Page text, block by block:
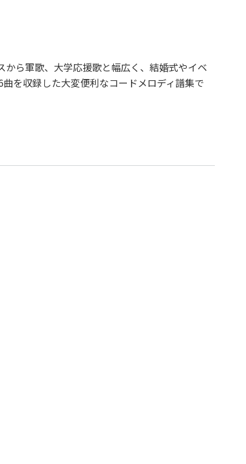
ら軍歌、大学応援歌と幅広く、結婚式やイベ
を収録した大変便利なコードメロディ譜集で